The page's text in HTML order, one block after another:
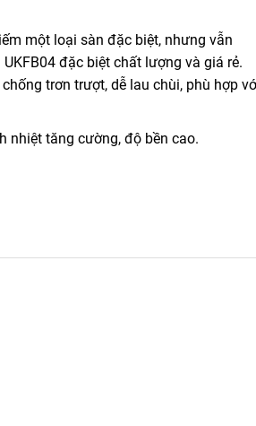
một loại sàn đặc biệt, nhưng vẫn
đặc biệt chất lượng và giá rẻ.
trơn trượt, dễ lau chùi, phù hợp
nhiệt tăng cường, độ bền cao.